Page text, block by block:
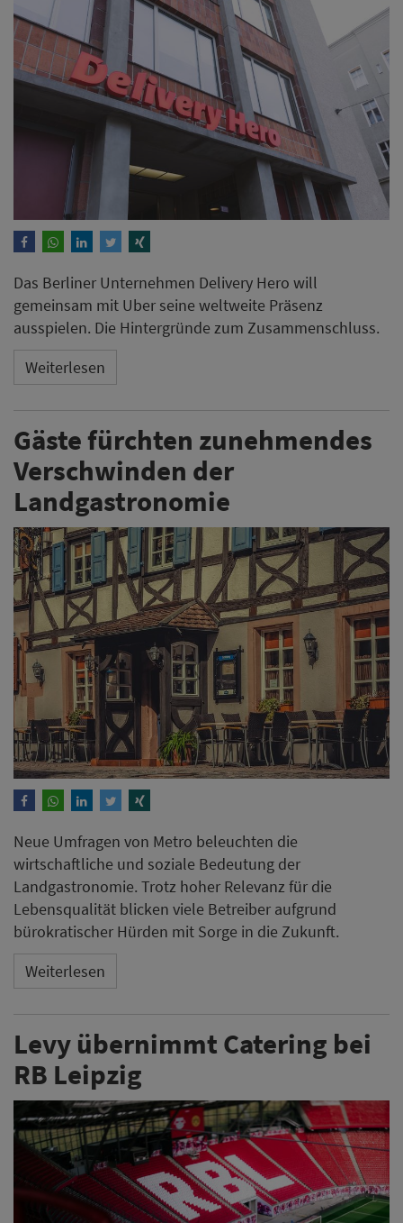
Das Berliner Unternehmen Delivery Hero will
gemeinsam mit Uber seine weltweite Präsenz
ausspielen. Die Hintergründe zum Zusammenschluss.
Weiterlesen
Gäste fürchten zunehmendes
Verschwinden der
Landgastronomie
Neue Umfragen von Metro beleuchten die
wirtschaftliche und soziale Bedeutung der
Landgastronomie. Trotz hoher Relevanz für die
Lebensqualität blicken viele Betreiber aufgrund
bürokratischer Hürden mit Sorge in die Zukunft.
Weiterlesen
Levy übernimmt Catering bei
RB Leipzig